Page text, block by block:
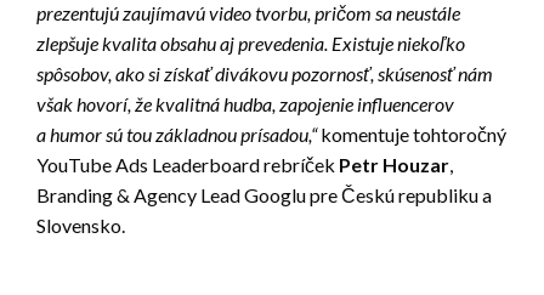
prezentujú zaujímavú video tvorbu, pričom sa neustále
zlepšuje kvalita obsahu aj prevedenia. Existuje niekoľko
spôsobov, ako si získať divákovu pozornosť, skúsenosť nám
však hovorí, že kvalitná hudba, zapojenie influencerov
a humor sú tou základnou prísadou,“komentuje tohtoročný
YouTube Ads Leaderboard rebríček Petr Houzar,
Branding & Agency Lead Googlu pre Českú republiku a
Slovensko.